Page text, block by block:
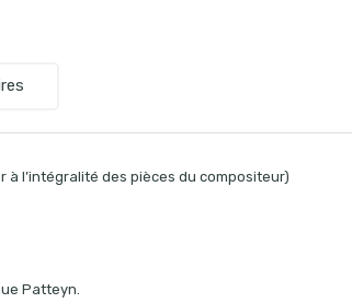
l’intégralité des pièces du compositeur)
Patteyn.